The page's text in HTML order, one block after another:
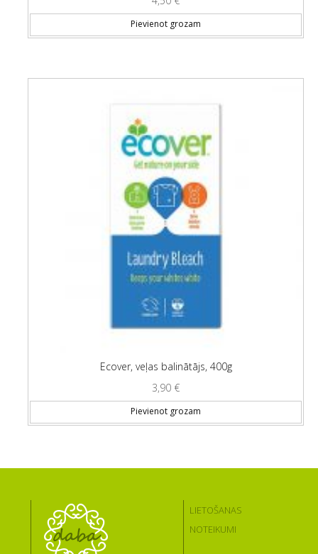
Pievienot grozam
Ecover, veļas balinātājs, 400g
3,90 €
Pievienot grozam
LIETOŠANAS
NOTEIKUMI